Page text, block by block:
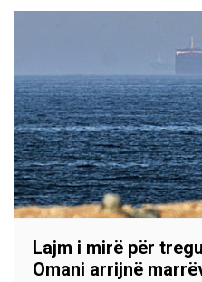
Lajm i mirë për
Omani arrijnë